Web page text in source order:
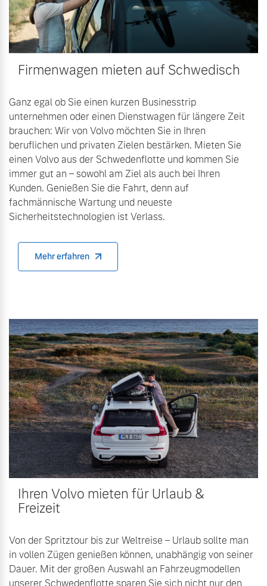
Firmenwagen mieten auf Schwedisch
Ganz egal ob Sie einen kurzen Businesstrip
unternehmen oder einen Dienstwagen für längere Zeit
brauchen: Wir von Volvo möchten Sie in Ihren
beruflichen und privaten Zielen bestärken. Mieten Sie
einen Volvo aus der Schwedenflotte und kommen Sie
immer gut an – sowohl am Ziel als auch bei Ihren
Kunden. Genießen Sie die Fahrt, denn auf
fachmännische Wartung und neueste
Sicherheitstechnologien ist Verlass.
Mehr erfahren
Ihren Volvo mieten für Urlaub &
Freizeit
Von der Spritztour bis zur Weltreise – Urlaub sollte man
in vollen Zügen genießen können, unabhängig von seiner
Dauer. Mit der großen Auswahl an Fahrzeugmodellen
unserer Schwedenflotte sparen Sie sich nicht nur den